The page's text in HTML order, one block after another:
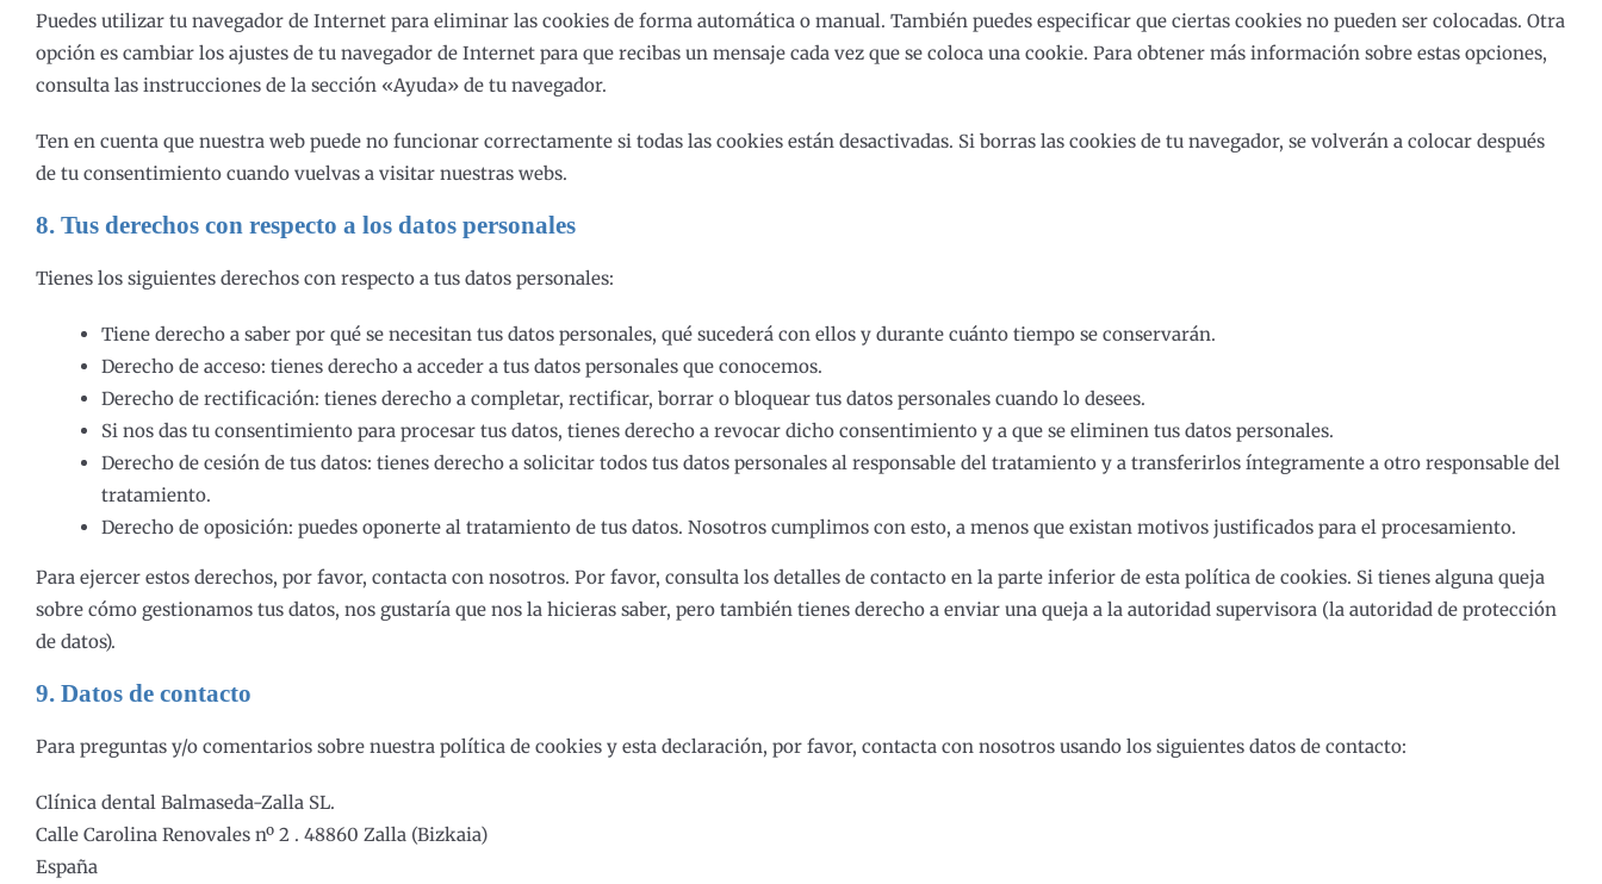
Puedes utilizar tu navegador de Internet para eliminar las cookies de forma automática o manual. También puedes especificar que ciertas cookies no pueden ser colocadas. Otra
opción es cambiar los ajustes de tu navegador de Internet para que recibas un mensaje cada vez que se coloca una cookie. Para obtener más información sobre estas opciones,
consulta las instrucciones de la sección «Ayuda» de tu navegador.
Ten en cuenta que nuestra web puede no funcionar correctamente si todas las cookies están desactivadas. Si borras las cookies de tu navegador, se volverán a colocar después
de tu consentimiento cuando vuelvas a visitar nuestras webs.
8. Tus derechos con respecto a los datos personales
Tienes los siguientes derechos con respecto a tus datos personales:
Tiene derecho a saber por qué se necesitan tus datos personales, qué sucederá con ellos y durante cuánto tiempo se conservarán.
Derecho de acceso: tienes derecho a acceder a tus datos personales que conocemos.
Derecho de rectificación: tienes derecho a completar, rectificar, borrar o bloquear tus datos personales cuando lo desees.
Si nos das tu consentimiento para procesar tus datos, tienes derecho a revocar dicho consentimiento y a que se eliminen tus datos personales.
Derecho de cesión de tus datos: tienes derecho a solicitar todos tus datos personales al responsable del tratamiento y a transferirlos íntegramente a otro responsable del
tratamiento.
Derecho de oposición: puedes oponerte al tratamiento de tus datos. Nosotros cumplimos con esto, a menos que existan motivos justificados para el procesamiento.
Para ejercer estos derechos, por favor, contacta con nosotros. Por favor, consulta los detalles de contacto en la parte inferior de esta política de cookies. Si tienes alguna queja
sobre cómo gestionamos tus datos, nos gustaría que nos la hicieras saber, pero también tienes derecho a enviar una queja a la autoridad supervisora (la autoridad de protección
de datos).
9. Datos de contacto
Para preguntas y/o comentarios sobre nuestra política de cookies y esta declaración, por favor, contacta con nosotros usando los siguientes datos de contacto:
Clínica dental Balmaseda-Zalla SL.
Calle Carolina Renovales nº 2 . 48860 Zalla (Bizkaia)
España